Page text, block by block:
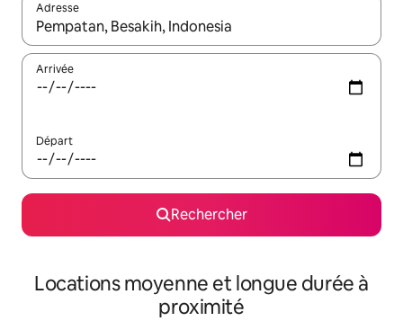
Adresse
Lorsque les résultats s'affichent, utilisez les flèches vers le
Arrivée
Départ
Rechercher
Locations moyenne et longue durée à
proximité